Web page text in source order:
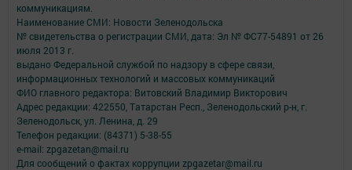
коммуникациям.
Наименование СМИ: Новости Зеленодольска
№ свидетельства о регистрации СМИ, дата: Эл № ФС77-54891 от 26
июля 2013 г.
выдано Федеральной службой по надзору в сфере связи,
информационных технологий и массовых коммуникаций
ФИО главного редактора: Витовский Владимир Викторович
Адрес редакции: 422550, Татарстан Респ., Зеленодольский р-н, г.
Зеленодольск, ул. Ленина, д. 29
Телефон редакции: (84371) 5-38-55
e-mail: zpgazetan@mail.ru
Для сообщений о фактах коррупции zpgazetar@mail.ru